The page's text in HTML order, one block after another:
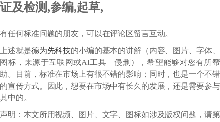
证及检测,参编,起草,
有任何标准问题的朋友，可以在评论区留言互动。
上述就是德为先科技的小编的基本的讲解（内容、图片、字体、
图标，来源于互联网或AI工具，侵删），希望能够对您有所帮
助。目前，标准在市场上有很不错的影响；同时，也是一个不错
的宣传方式。因此，想要在市场中有长久的发展，还是需要参与
其中的。
声明：本文所用视频、图片、文字、图标如涉及版权问题，请第